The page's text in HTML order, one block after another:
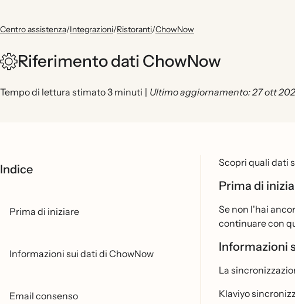
Centro assistenza/Integrazioni/Ristoranti/ChowNow
Riferimento dati ChowNow
Tempo di lettura stimato 3 minuti | Ultimo aggiornamento: 27 ott
Indice
Prima di iniziare
Informazioni sui dati di ChowNow
Email consenso
Scopri quali dati
Prima di
Se non l'hai
continuare con
Informazioni
La
Klaviyo